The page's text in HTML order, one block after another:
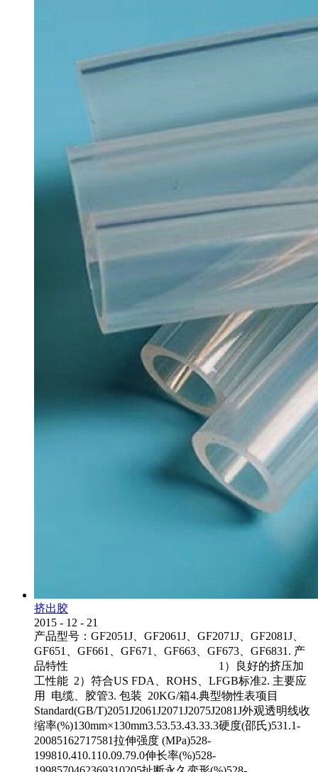
挤出胶
2015 - 12 - 21
产品型号：GF2051J、GF2061J、GF2071J、GF2081J、
GF651、GF661、GF671、GF663、GF673、GF6831. 产
品特性 1）良好的挤压加
工性能 2）符合US FDA、ROHS、LFGB标准2. 主要应
用 电缆、胶管3. 包装 20KG/箱4.典型物性表项目
Standard(GB/T)2051J2061J2071J2075J2081J外观透明线收
缩率(%)130mm×130mm3.53.53.43.33.3硬度(邵氏)531.1-
20085162717581拉伸强度 (MPa)528-
199810.410.110.09.79.0伸长率(%)528-